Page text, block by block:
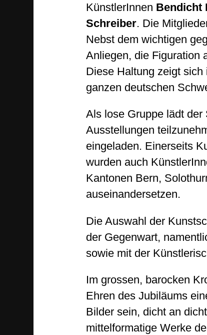
KünstlerInnen Bendicht
Schreiber. Die
Nebst dem wichtigen
Anliegen, die Figuration
Diese Haltung zeigt
ganzen deutschen
Als lose Gruppe lädt
Ausstellungen
eingeladen. Einerseits
wurden auch
Kantonen Bern,
auseinandersetzen.
Die Auswahl der
der Gegenwart,
sowie mit der
Im grossen, barocken
Ehren des Jubiläums
Bilder sein, dicht an
mittelformatige Werke